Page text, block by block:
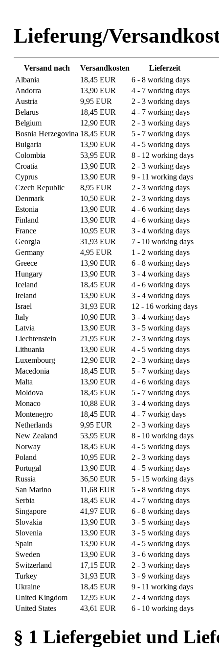
Lieferung/
Versand nach Versandkosten
Lieferzeit
Albania
18,45 EUR
6 - 8 working days
Andorra
13,90 EUR
4 - 7 working days
Austria
9,95 EUR
2 - 3 working days
Belarus
18,45 EUR
4 - 7 working days
Belgium
12,90 EUR
2 - 3 working days
Bosnia Herzegovina 18,45 EUR
5 - 7 working days
Bulgaria
13,90 EUR
4 - 5 working days
Colombia
53,95 EUR
8 - 12 working days
Croatia
13,90 EUR
2 - 3 working days
Cyprus
13,90 EUR
9 - 11 working days
Czech Republic
8,95 EUR
2 - 3 working days
Denmark
10,50 EUR
2 - 3 working days
Estonia
13,90 EUR
4 - 6 working days
Finland
13,90 EUR
4 - 6 working days
France
10,95 EUR
3 - 4 working days
Georgia
31,93 EUR
7 - 10 working days
Germany
4,95 EUR
1 - 2 working days
Greece
13,90 EUR
6 - 8 working days
Hungary
13,90 EUR
3 - 4 working days
Iceland
18,45 EUR
4 - 6 working days
Ireland
13,90 EUR
3 - 4 working days
Israel
31,93 EUR
12 - 16 working days
Italy
10,90 EUR
3 - 4 working days
Latvia
13,90 EUR
3 - 5 working days
Liechtenstein
21,95 EUR
2 - 3 working days
Lithuania
13,90 EUR
4 - 5 working days
Luxembourg
12,90 EUR
2 - 3 working days
Macedonia
18,45 EUR
5 - 7 working days
Malta
13,90 EUR
4 - 6 working days
Moldova
18,45 EUR
5 - 7 working days
Monaco
10,88 EUR
3 - 4 working days
Montenegro
18,45 EUR
4 - 7 workig days
Netherlands
9,95 EUR
2 - 3 working days
New Zealand
53,95 EUR
8 - 10 working days
Norway
18,45 EUR
4 - 5 working days
Poland
10,95 EUR
2 - 3 working days
Portugal
13,90 EUR
4 - 5 working days
Russia
36,50 EUR
5 - 15 working days
San Marino
11,68 EUR
5 - 8 working days
Serbia
18,45 EUR
4 - 7 working days
Singapore
41,97 EUR
6 - 8 working days
Slovakia
13,90 EUR
3 - 5 working days
Slovenia
13,90 EUR
3 - 5 working days
Spain
13,90 EUR
4 - 5 working days
Sweden
13,90 EUR
3 - 6 working days
Switzerland
17,15 EUR
2 - 3 working days
Turkey
31,93 EUR
3 - 9 working days
Ukraine
18,45 EUR
9 - 11 working days
United Kingdom
12,95 EUR
2 - 4 working days
United States
43,61 EUR 6 - 10 working days
§ 1 Liefergebiet und